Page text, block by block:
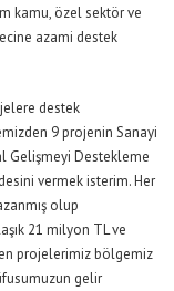
kamu, özel sektör ve
azami destek
destek
9 projenin Sanayi
Gelişmeyi Destekleme
vermek isterim. Her
olup
21 milyon TL ve
projelerimiz bölgemiz
gelir